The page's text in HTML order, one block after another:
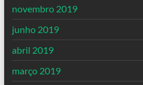
novembro 2019
junho 2019
abril 2019
março 2019